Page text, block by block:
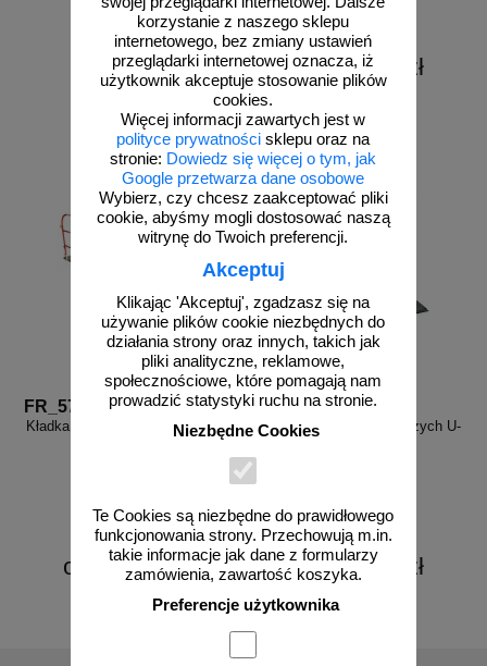
korzystanie z naszego sklepu
internetowego, bez zmiany ustawień
przeglądarki internetowej oznacza, iż
użytkownik akceptuje stosowanie plików
cookies.
Więcej informacji zawartych jest w
polityce prywatności sklepu oraz na
stronie: Dowiedz się więcej o tym, jak
Google przetwarza dane osobowe
Wybierz, czy chcesz zaakceptować pliki
cookie, abyśmy mogli dostosować naszą
witrynę do Twoich preferencji.
Akceptuj
Klikając 'Akceptuj', zgadzasz się na
używanie plików cookie niezbędnych do
działania strony oraz innych, takich jak
pliki analityczne, reklamowe,
społecznościowe, które pomagają nam
prowadzić statystyki ruchu na stronie.
Niezbędne Cookies
Te Cookies są niezbędne do prawidłowego
funkcjonowania strony. Przechowują m.in.
takie informacje jak dane z formularzy
zamówienia, zawartość koszyka.
Preferencje użytkownika
zobacz
od 2867,99 zł
2331,70 zł netto
do koszyka
FR_578
Kładka budowlana dla pieszych U-
od 4613,99 zł
do koszyka
U-28
Kładka budowlana dla pieszych U-
od 1397,65 zł
do koszyka